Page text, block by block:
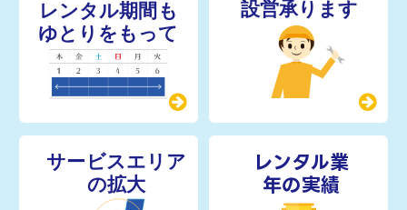
レンタル業
年の実績